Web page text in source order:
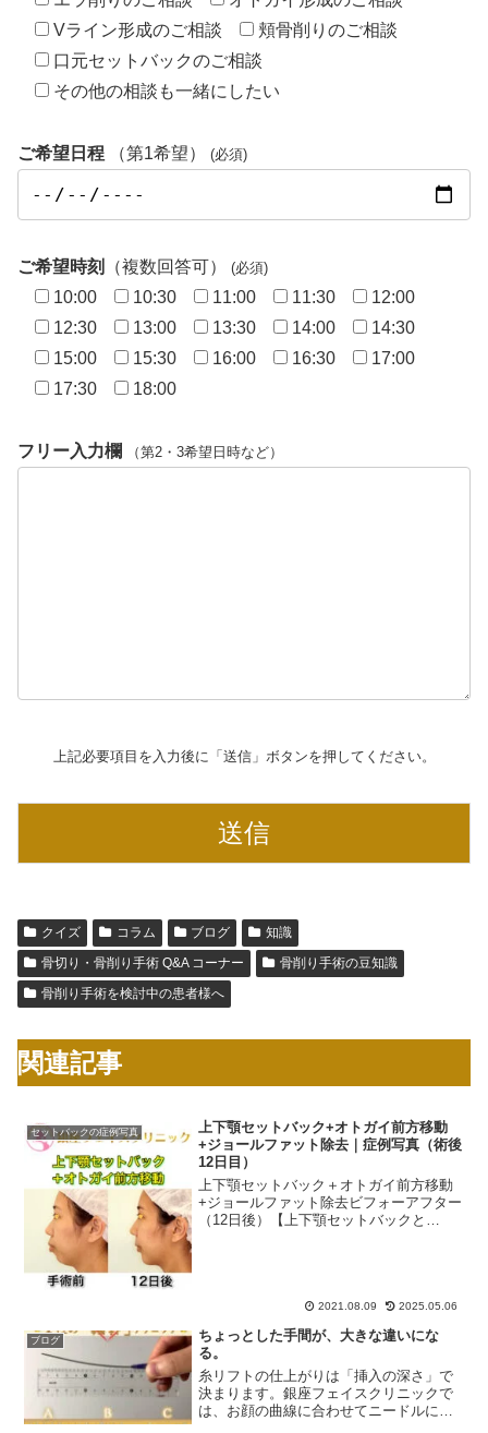
Vライン形成のご相談
頬骨削りのご相談
口元セットバックのご相談
その他の相談も一緒にしたい
ご希望日程 （第1希望） (必須)
ご希望時刻 （複数回答可） (必須)
10:00 10:30 11:00 11:30
12:00
12:30
13:00 13:30 14:00
14:30
15:00
15:30 16:00 16:30
17:00
17:30
18:00
フリー入力欄 （第2・3希望日時など）
上記必要項目を入力後に「送信」ボタンを押してください。
クイズ コラム ブログ
知識
骨切り・骨削り手術 Q&A コーナー
骨削り手術の豆知識
骨削り手術を検討中の患者様へ
関連記事
セットバックの症例写真
上下顎セットバック+オトガイ前方移動
+ジョールファット除去｜症例写真（術後
12日目）
上下顎セットバック＋オトガイ前方移動
+ジョールファット除去ビフォーアフター
（12日後）【上下顎セットバックと
2021.08.09 2025.05.06
ブログ
ちょっとした手間が、大きな違いにな
る。
糸リフトの仕上がりは「挿入の深さ」で
決まります。銀座フェイスクリニックで
は、お顔の曲線に合わせてニードルにわ